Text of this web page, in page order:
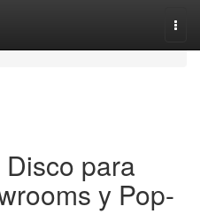
para
y Pop-